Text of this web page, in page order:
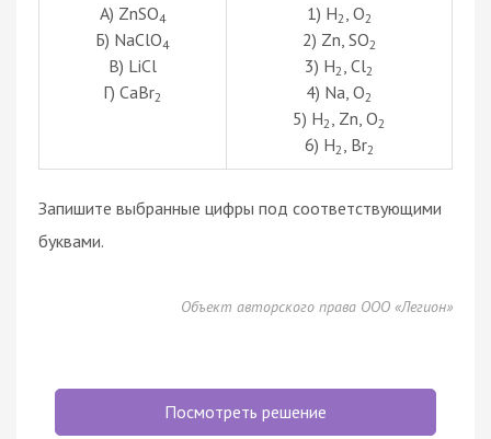
A) ZnSO4
Б) NaClO4
В) LiCl
Г) CaBr2
1) H2 , O2
2) Zn, SO2
3) H2 , Cl2
4) Na, O2
5) H2 , Zn, O2
6) H2 , Br2
Запишите выбранные цифры под соответствующими
буквами.
Объект авторского права ООО «Легион»
Посмотреть решение